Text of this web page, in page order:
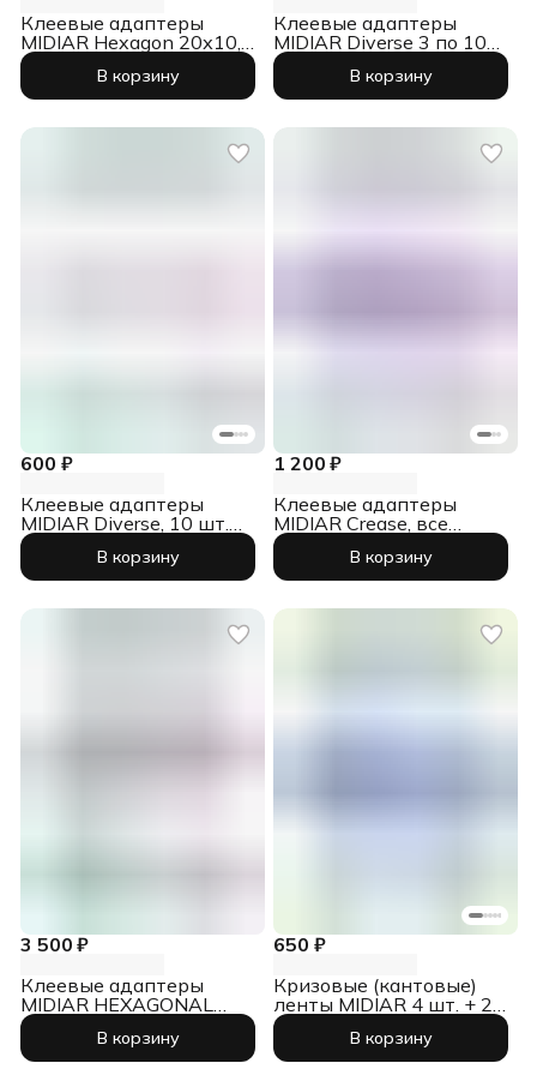
Клеевые адаптеры
MIDIAR Hexagon 20х10,
25х12, 30х15, 3 вида по
10 шт.
В корзину
Клеевые адаптеры
MIDIAR Diverse 3 по 10
шт. (по граду)
В корзину
600 ₽
Клеевые адаптеры
MIDIAR Diverse, 10 шт.
(по граду)
В корзину
1 200 ₽
Клеевые адаптеры
MIDIAR Crease, все
размеры, 18 шт.
В корзину
3 500 ₽
Клеевые адаптеры
MIDIAR HEXAGONAL
(Ø30, Ø59, 109х28,
89х54 мм), резьба М8, 4
шт.
В корзину
650 ₽
Кризовые (кантовые)
ленты MIDIAR 4 шт. + 2
захвата для узких
протянутых вмятин
В корзину